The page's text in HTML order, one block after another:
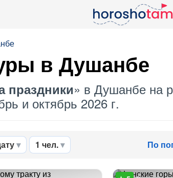
в Душанбе
праздники» в Душанбе на
и октябрь 2026 г.
1 чел. По